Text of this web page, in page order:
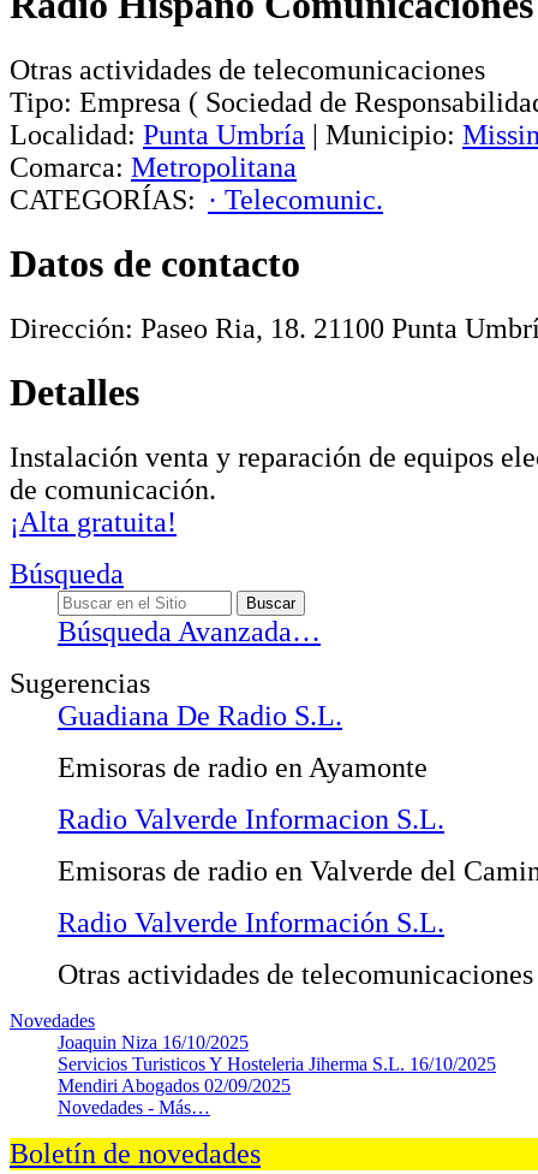
Otras actividades de telecomunicaciones
Tipo: Empresa ( Sociedad de
Localidad: Punta Umbría | Municipio:
Comarca: Metropolitana
CATEGORÍAS: · Telecomunic.
Datos de contacto
Dirección: Paseo Ria, 18. 21100 Punta
Detalles
Instalación venta y reparación de equipos
de comunicación.
¡Alta gratuita!
Búsqueda
Búsqueda Avanzada…
Sugerencias
Guadiana De Radio S.L.
Emisoras de radio en Ayamonte
Radio Valverde Informacion S.L.
Emisoras de radio en Valverde del
Radio Valverde Información S.L.
Otras actividades de telecomunicaciones
Novedades
Joaquin Niza 16/10/2025
Servicios Turisticos Y Hosteleria Jiherma S.L. 16/10/2025
Mendiri Abogados 02/09/2025
Novedades - Más…
Boletín de novedades